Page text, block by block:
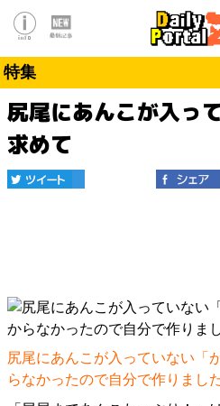
特集
尻尾にあんこが入っ
求めて
尻尾にあんこが入っていない「
らなかったので自分で作りました